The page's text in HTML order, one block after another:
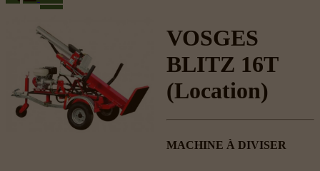
VOSGES
BLITZ 16T
(Location)
MACHINE À DIVISER